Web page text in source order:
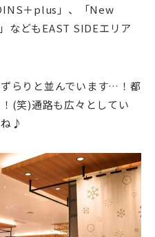
＋plus」、「New
などもEAST SIDEエリア
らりと並んでいます…！都
(笑)通路も広々としてい
♪